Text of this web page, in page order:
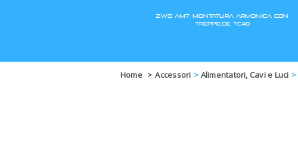
Home > Accessori > Alimentatori, Cavi e Luci >